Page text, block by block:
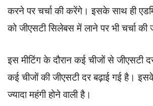
करने पर चर्चा की करेंगे। इसके साथ ही
को जीएसटी सिलेबस में लाने पर भी चर्चा की
इस मीटिंग के दौरान कई चीजों से जीएसटी
कई चीजों की जीएसटी दर बढ़ाई गई है।
ज्यादा महंगी होने वाली है।